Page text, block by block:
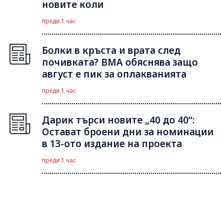
новите коли
преди 1 час
Болки в кръста и врата след
почивката? ВМА обяснява защо
август е пик за оплакванията
преди 1 час
Дарик търси новите „40 до 40“:
Остават броени дни за номинации
в 13-ото издание на проекта
преди 1 час